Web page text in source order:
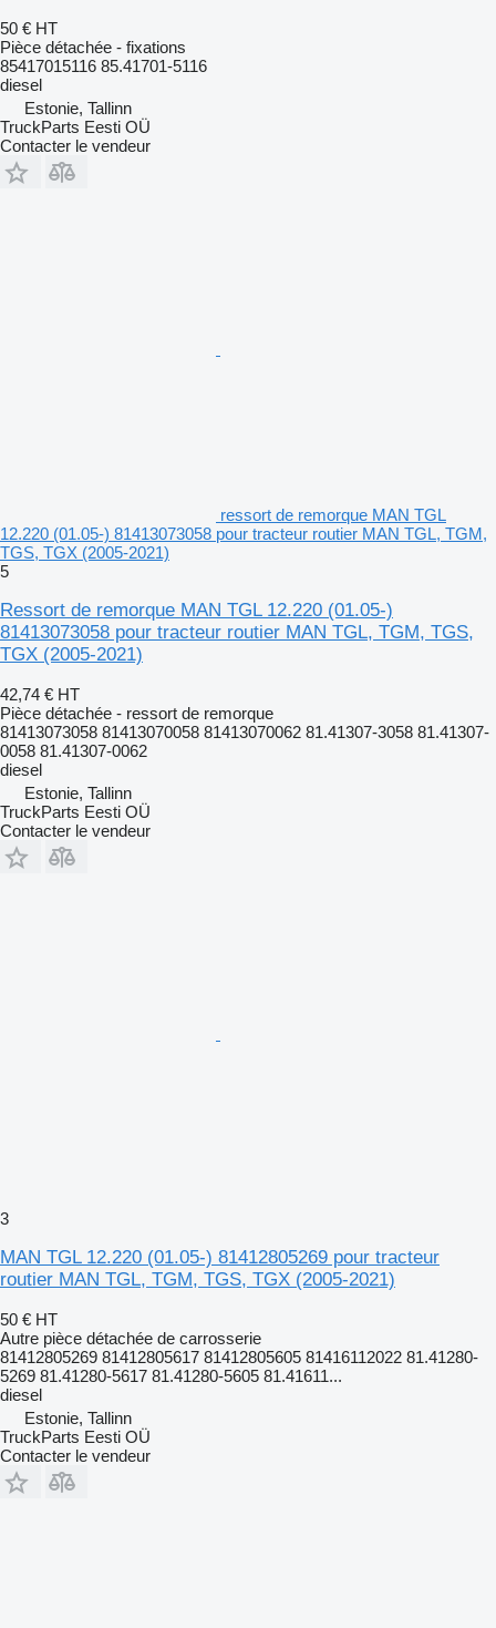
50 € HT
Pièce détachée - fixations
85417015116 85.41701-5116
diesel
Estonie, Tallinn
TruckParts Eesti OÜ
Contacter le vendeur
ressort de remorque MAN TGL
12.220 (01.05-) 81413073058 pour tracteur routier MAN TGL, TGM,
TGS, TGX (2005-2021)
5
Ressort de remorque MAN TGL 12.220 (01.05-)
81413073058 pour tracteur routier MAN TGL, TGM, TGS,
TGX (2005-2021)
42,74 € HT
Pièce détachée - ressort de remorque
81413073058 81413070058 81413070062 81.41307-3058 81.41307-
0058 81.41307-0062
diesel
Estonie, Tallinn
TruckParts Eesti OÜ
Contacter le vendeur
3
MAN TGL 12.220 (01.05-) 81412805269 pour tracteur
routier MAN TGL, TGM, TGS, TGX (2005-2021)
50 € HT
Autre pièce détachée de carrosserie
81412805269 81412805617 81412805605 81416112022 81.41280-
5269 81.41280-5617 81.41280-5605 81.41611...
diesel
Estonie, Tallinn
TruckParts Eesti OÜ
Contacter le vendeur